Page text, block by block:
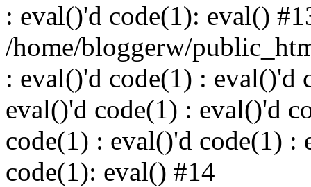
: eval()'d code(1): eval()
/home/bloggerw/
: eval()'d code(1) : eval()'d
eval()'d code(1) : eval()'d
code(1) : eval()'d code(1) :
code(1): eval() #14